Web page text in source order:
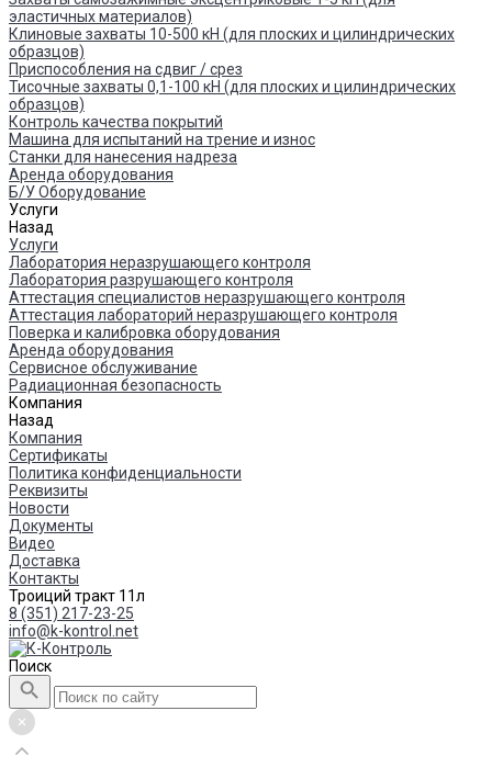
эластичных материалов)
Клиновые захваты 10-500 кН (для плоских и цилиндрических
образцов)
Приспособления на сдвиг / срез
Тисочные захваты 0,1-100 кН (для плоских и цилиндрических
образцов)
Контроль качества покрытий
Машина для испытаний на трение и износ
Cтанки для нанесения надреза
Аренда оборудования
Б/У Оборудование
Услуги
Назад
Услуги
Лаборатория неразрушающего контроля
Лаборатория разрушающего контроля
Аттестация специалистов неразрушающего контроля
Аттестация лабораторий неразрушающего контроля
Поверка и калибровка оборудования
Аренда оборудования
Сервисное обслуживание
Радиационная безопасность
Компания
Назад
Компания
Сертификаты
Политика конфиденциальности
Реквизиты
Новости
Документы
Видео
Доставка
Контакты
Троиций тракт 11л
8 (351) 217-23-25
info@k-kontrol.net
Поиск